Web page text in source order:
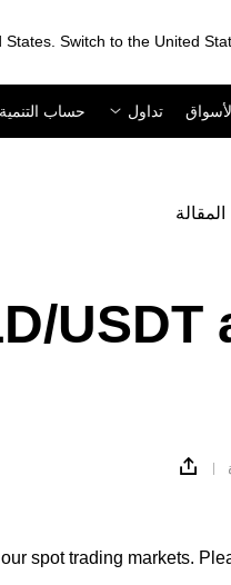
Switch to the United
تداول حساب التنمية
المقالة
USDT
spot trading markets.